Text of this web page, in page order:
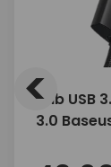
Hub USB
3.0
<